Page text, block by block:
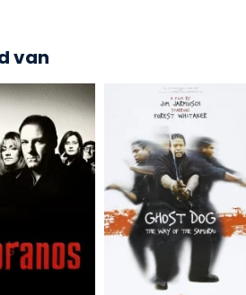
van